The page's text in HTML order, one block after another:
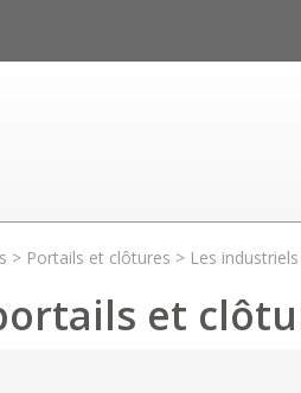
> Portails et clôtures > Les industriels
et